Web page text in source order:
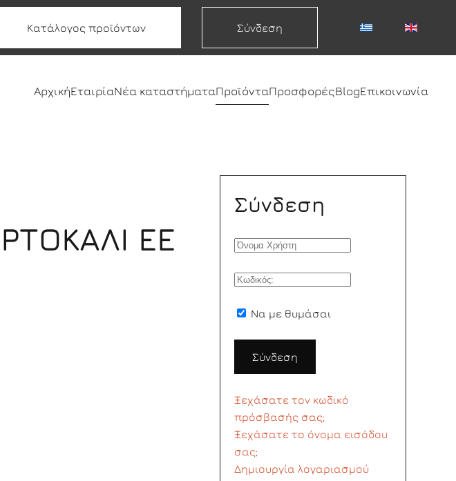
Κατάλογος προϊόντων Σύνδεση
ΑρχικήΕταιρίαΝέα καταστήματαΠροϊόνταΠροσφορέςBlogΕπικοινωνία
ΕΕ
Σύνδεση
Να με θυμάσαι
Σύνδεση
Ξεχάσατε τον κωδικό
πρόσβασής σας;
Ξεχάσατε το όνομα εισόδου
σας;
Δημιουργία λογαριασμού